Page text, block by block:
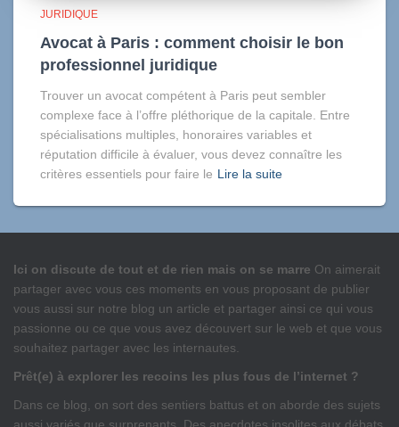
JURIDIQUE
Avocat à Paris : comment choisir le bon
professionnel juridique
Trouver un avocat compétent à Paris peut sembler
complexe face à l’offre pléthorique de la capitale. Entre
spécialisations multiples, honoraires variables et
réputation difficile à évaluer, vous devez connaître les
critères essentiels pour faire le Lire la suite
Ici on discute de tout et de rien mais on se marre On aimerait
partager avec vous ces moments en vous proposant de publier
vous aussi sur notre blog un article et partager ainsi ce qui vous
passionne ou ce que vous avez découvert sur le web et que vous
souhaitez partager avec les internautes.
Prêt(e) à explorer les recoins les plus fous de l’internet ?
Dans ce blog, on sort des sentiers battus et on aborde des sujets